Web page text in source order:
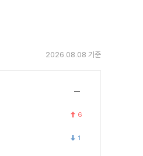
2026.08.08 기준
6
1